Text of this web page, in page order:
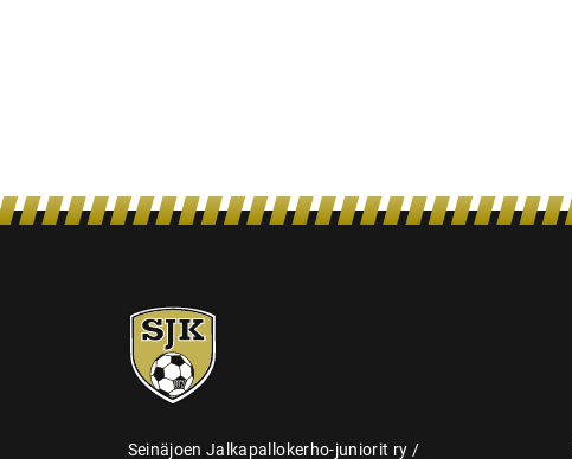
SJK-
juniorit
Seinäjoen Jalkapallokerho-juniorit ry /